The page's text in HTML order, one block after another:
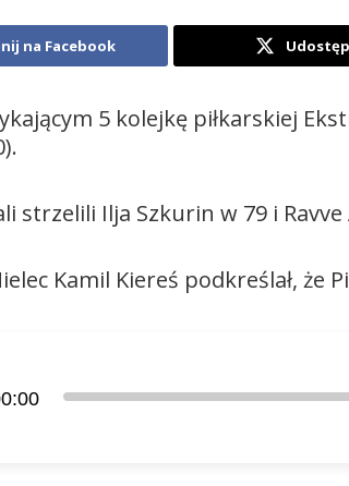
na Facebook
5 kolejkę piłkarskiej
strzelili Ilja Szkurin w 79 i
Kamil Kiereś podkreślał, że